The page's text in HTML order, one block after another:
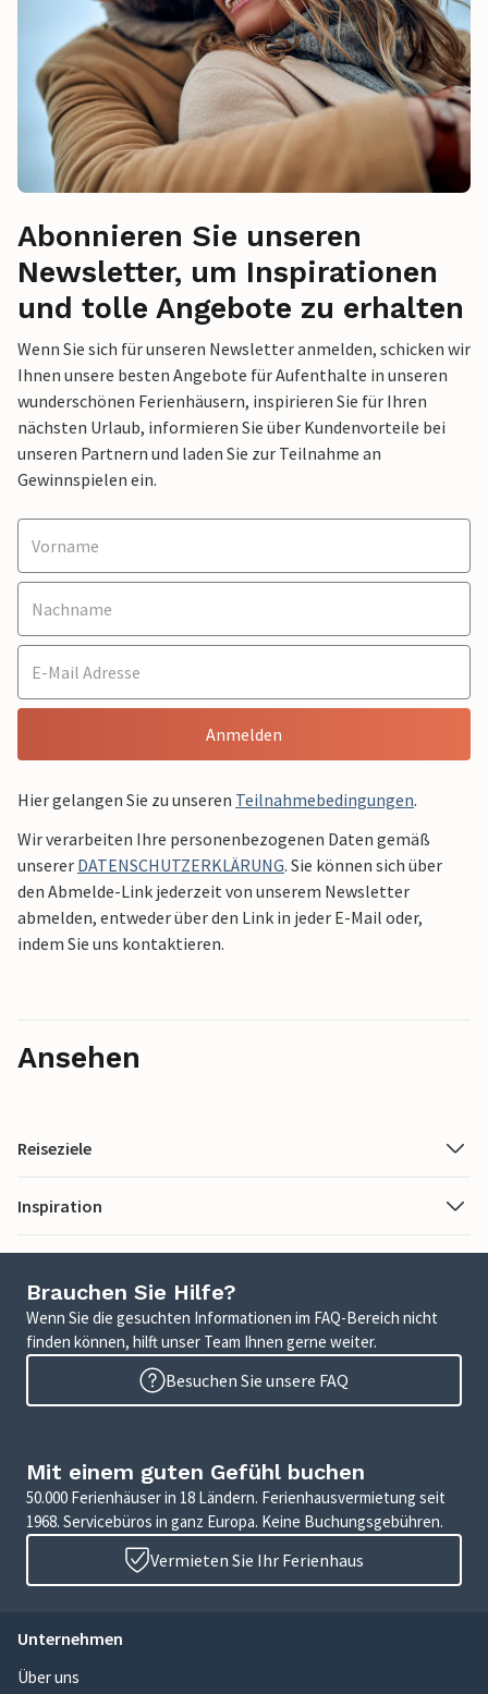
Abonnieren Sie unseren
Newsletter, um Inspirationen
und tolle Angebote zu erhalten
Wenn Sie sich für unseren Newsletter anmelden, schicken wir
Ihnen unsere besten Angebote für Aufenthalte in unseren
wunderschönen Ferienhäusern, inspirieren Sie für Ihren
nächsten Urlaub, informieren Sie über Kundenvorteile bei
unseren Partnern und laden Sie zur Teilnahme an
Gewinnspielen ein.
Anmelden
Hier gelangen Sie zu unseren Teilnahmebedingungen.
Wir verarbeiten Ihre personenbezogenen Daten gemäß
unserer DATENSCHUTZERKLÄRUNG. Sie können sich über
den Abmelde-Link jederzeit von unserem Newsletter
abmelden, entweder über den Link in jeder E-Mail oder,
indem Sie uns kontaktieren.
Ansehen
Reiseziele
Inspiration
Brauchen Sie Hilfe?
Wenn Sie die gesuchten Informationen im FAQ-Bereich nicht
finden können, hilft unser Team Ihnen gerne weiter.
Besuchen Sie unsere FAQ
Mit einem guten Gefühl buchen
50.000 Ferienhäuser in 18 Ländern. Ferienhausvermietung seit
1968. Servicebüros in ganz Europa. Keine Buchungsgebühren.
Vermieten Sie Ihr Ferienhaus
Unternehmen
Über uns